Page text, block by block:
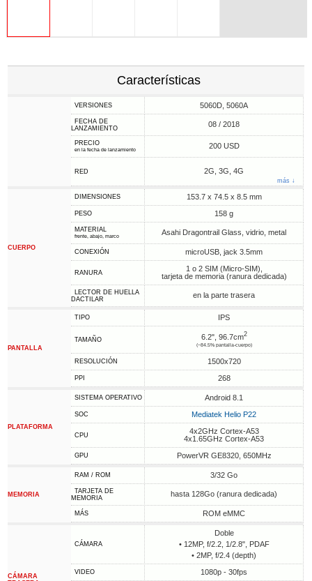
Características
VERSIONES 5060D, 5060A
FECHA DE
LANZAMIENTO
08 / 2018
PRECIO
en la fecha de lanzamiento 200 USD
RED 2G, 3G, 4G
más ↓
CUERPO
DIMENSIONES 153.7 x 74.5 x 8.5 mm
PESO 158 g
MATERIAL
frente, abajo, marco Asahi Dragontrail Glass, vidrio, metal
CONEXIÓN microUSB, jack 3.5mm
RANURA
1 o 2 SIM (Micro-SIM),
tarjeta de memoria (ranura dedicada)
LECTOR DE HUELLA
DACTILAR
en la parte trasera
PANTALLA
TIPO IPS
TAMAÑO 6.2", 96.7cm2
(~84.5% pantalla-cuerpo)
RESOLUCIÓN 1500x720
PPI 268
PLATAFORMA
SISTEMA OPERATIVO Android 8.1
SOC Mediatek Helio P22
CPU
4x2GHz Cortex-A53
4x1.65GHz Cortex-A53
GPU PowerVR GE8320, 650MHz
MEMORIA
RAM / ROM 3/32 Go
TARJETA DE
MEMORIA
hasta 128Go (ranura dedicada)
MÁS ROM eMMC
CÁMARA
CÁMARA
Doble
• 12MP, f/2.2, 1/2.8", PDAF
• 2MP, f/2.4 (depth)
VIDEO 1080p - 30fps